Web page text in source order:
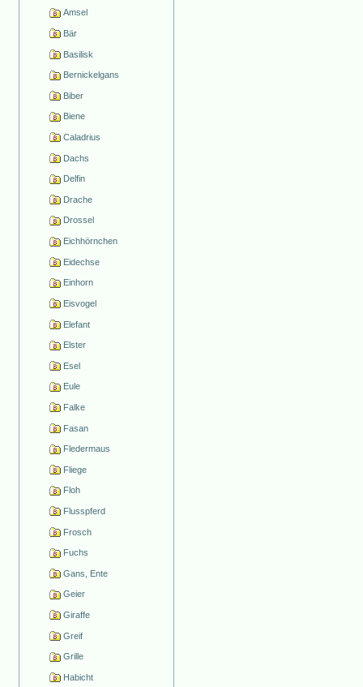
Amsel
Bär
Basilisk
Bernickelgans
Biber
Biene
Caladrius
Dachs
Delfin
Drache
Drossel
Eichhörnchen
Eidechse
Einhorn
Eisvogel
Elefant
Elster
Esel
Eule
Falke
Fasan
Fledermaus
Fliege
Floh
Flusspferd
Frosch
Fuchs
Gans, Ente
Geier
Giraffe
Greif
Grille
Habicht